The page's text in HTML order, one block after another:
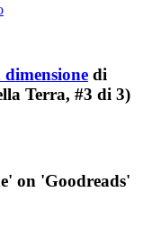
di
Terra, #3 di 3)
on 'Goodreads'